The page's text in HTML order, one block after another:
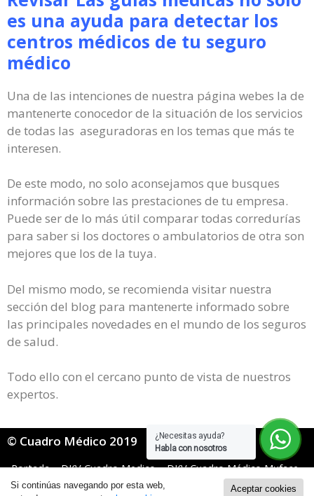
¿Necesitas ayuda?
Habla con nosotros
es una ayuda para detectar los
centros médicos de tu seguro
médico
Una de las intenciones de nuestra página webes la de
mantenerte conocedor de la situación de los servicios
de todas las aseguradoras en los temas que más te
interesen.
De este modo, no solo aconsejamos que busques
información sobre las prestaciones de tu empresa.
Puede ser de lo más útil comparar todas corredurías
para saber si los doctores o ambulatorios de otra son
mejores que los de la tuya.
Del mismo modo, se recomienda visitar nuestra
sección del blog para mantenerte informado sobre
las principales novedades en el mundo de los seguros
de salud.
Todo ello con el cercano punto de vista de nuestros
expertos.
© Cuadro Médico 2019
Portada»DKV Cuadro Medico»DKV Cuadro Médico Muface»
Dkv Muface Cuadro Medico Orense
Aceptar cookies
Si continúas navegando por esta web,